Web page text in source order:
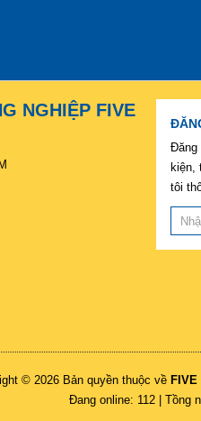
NGHIỆP FIVE
Đăng
kiện,
tôi
© 2026 Bản quyền thuộc về FIVE
Đang online: 112 | Tồng